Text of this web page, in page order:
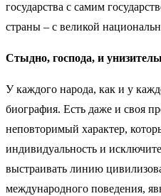
государства с самим
страны – с великой
Стыдно, господа, и
У каждого народа, как и у
биография. Есть даже и своя
неповторимый характер,
индивидуальность и
выстраивать линию
международного поведения,